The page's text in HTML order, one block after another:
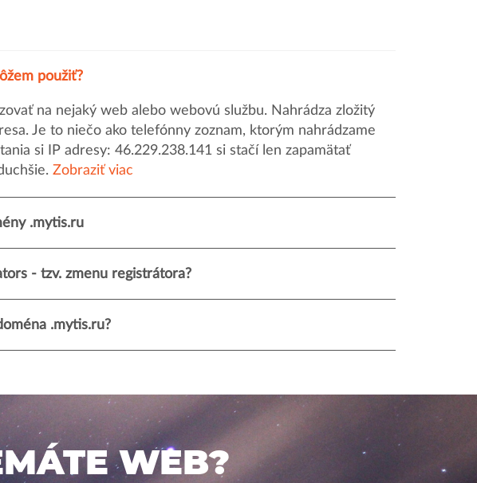
použiť?
na nejaký web alebo webovú službu. Nahrádza zložitý
Je to niečo ako telefónny zoznam, ktorým nahrádzame
si IP adresy: 46.229.238.141 si stačí len zapamätať
Zobraziť viac
.mytis.ru
- tzv. zmenu registrátora?
.mytis.ru?
WEB?